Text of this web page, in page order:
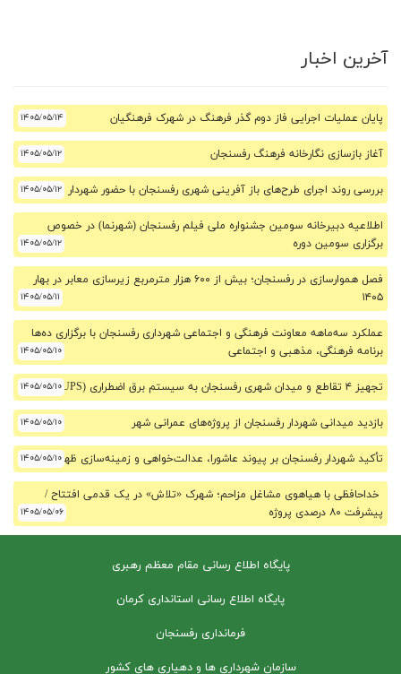
آخرین اخبار
پایان عملیات اجرایی فاز دوم گذر فرهنگ در شهرک فرهنگیان ۱۴۰۵/۰۵/۱۴
آغاز بازسازی نگارخانه فرهنگ رفسنجان ۱۴۰۵/۰۵/۱۲
بررسی روند اجرای طرح‌های باز آفرینی شهری رفسنجان با حضور شهردار ۱۴۰۵/۰۵/۱۲
اطلاعیه دبیرخانه سومین جشنواره ملی فیلم رفسنجان (شهرنما) در خصوص
برگزاری سومین دوره
۱۴۰۵/۰۵/۱۲
فصل هموارسازی در رفسنجان؛ بیش از ۶۰۰ هزار مترمربع زیرسازی معابر در بهار
۱۴۰۵
۱۴۰۵/۰۵/۱۱
عملکرد سه‌ماهه معاونت فرهنگی و اجتماعی شهرداری رفسنجان با برگزاری ده‌ها
برنامه فرهنگی، مذهبی و اجتماعی
۱۴۰۵/۰۵/۱۰
تجهیز ۴ تقاطع و میدان شهری رفسنجان به سیستم برق اضطراری (UPS) ۱۴۰۵/۰۵/۱۰
بازدید میدانی شهردار رفسنجان از پروژه‌های عمرانی شهر ۱۴۰۵/۰۵/۱۰
تأکید شهردار رفسنجان بر پیوند عاشورا، عدالت‌خواهی و زمینه‌سازی ظهور۱۴۰۵/۰۵/۱۰
خداحافظی با هیاهوی مشاغل مزاحم؛ شهرک «تلاش» در یک قدمی افتتاح /
پیشرفت ۸۰ درصدی پروژه
۱۴۰۵/۰۵/۰۶
پایگاه اطلاع رسانی مقام معظم رهبری
پایگاه اطلاع رسانی استانداری کرمان
فرمانداری رفسنجان
سازمان شهرداری ها و دهیاری های کشور